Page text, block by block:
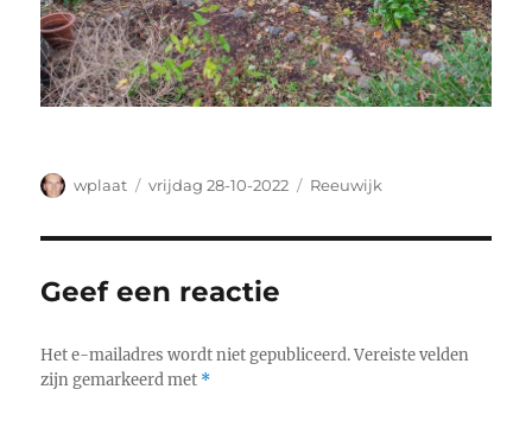
Auteur
wplaat
Geplaatst
vrijdag 28-10-2022 Categorieën
Reeuwijk
Geef een reactie
Het e-mailadres wordt niet gepubliceerd. Vereiste velden
zijn gemarkeerd met *